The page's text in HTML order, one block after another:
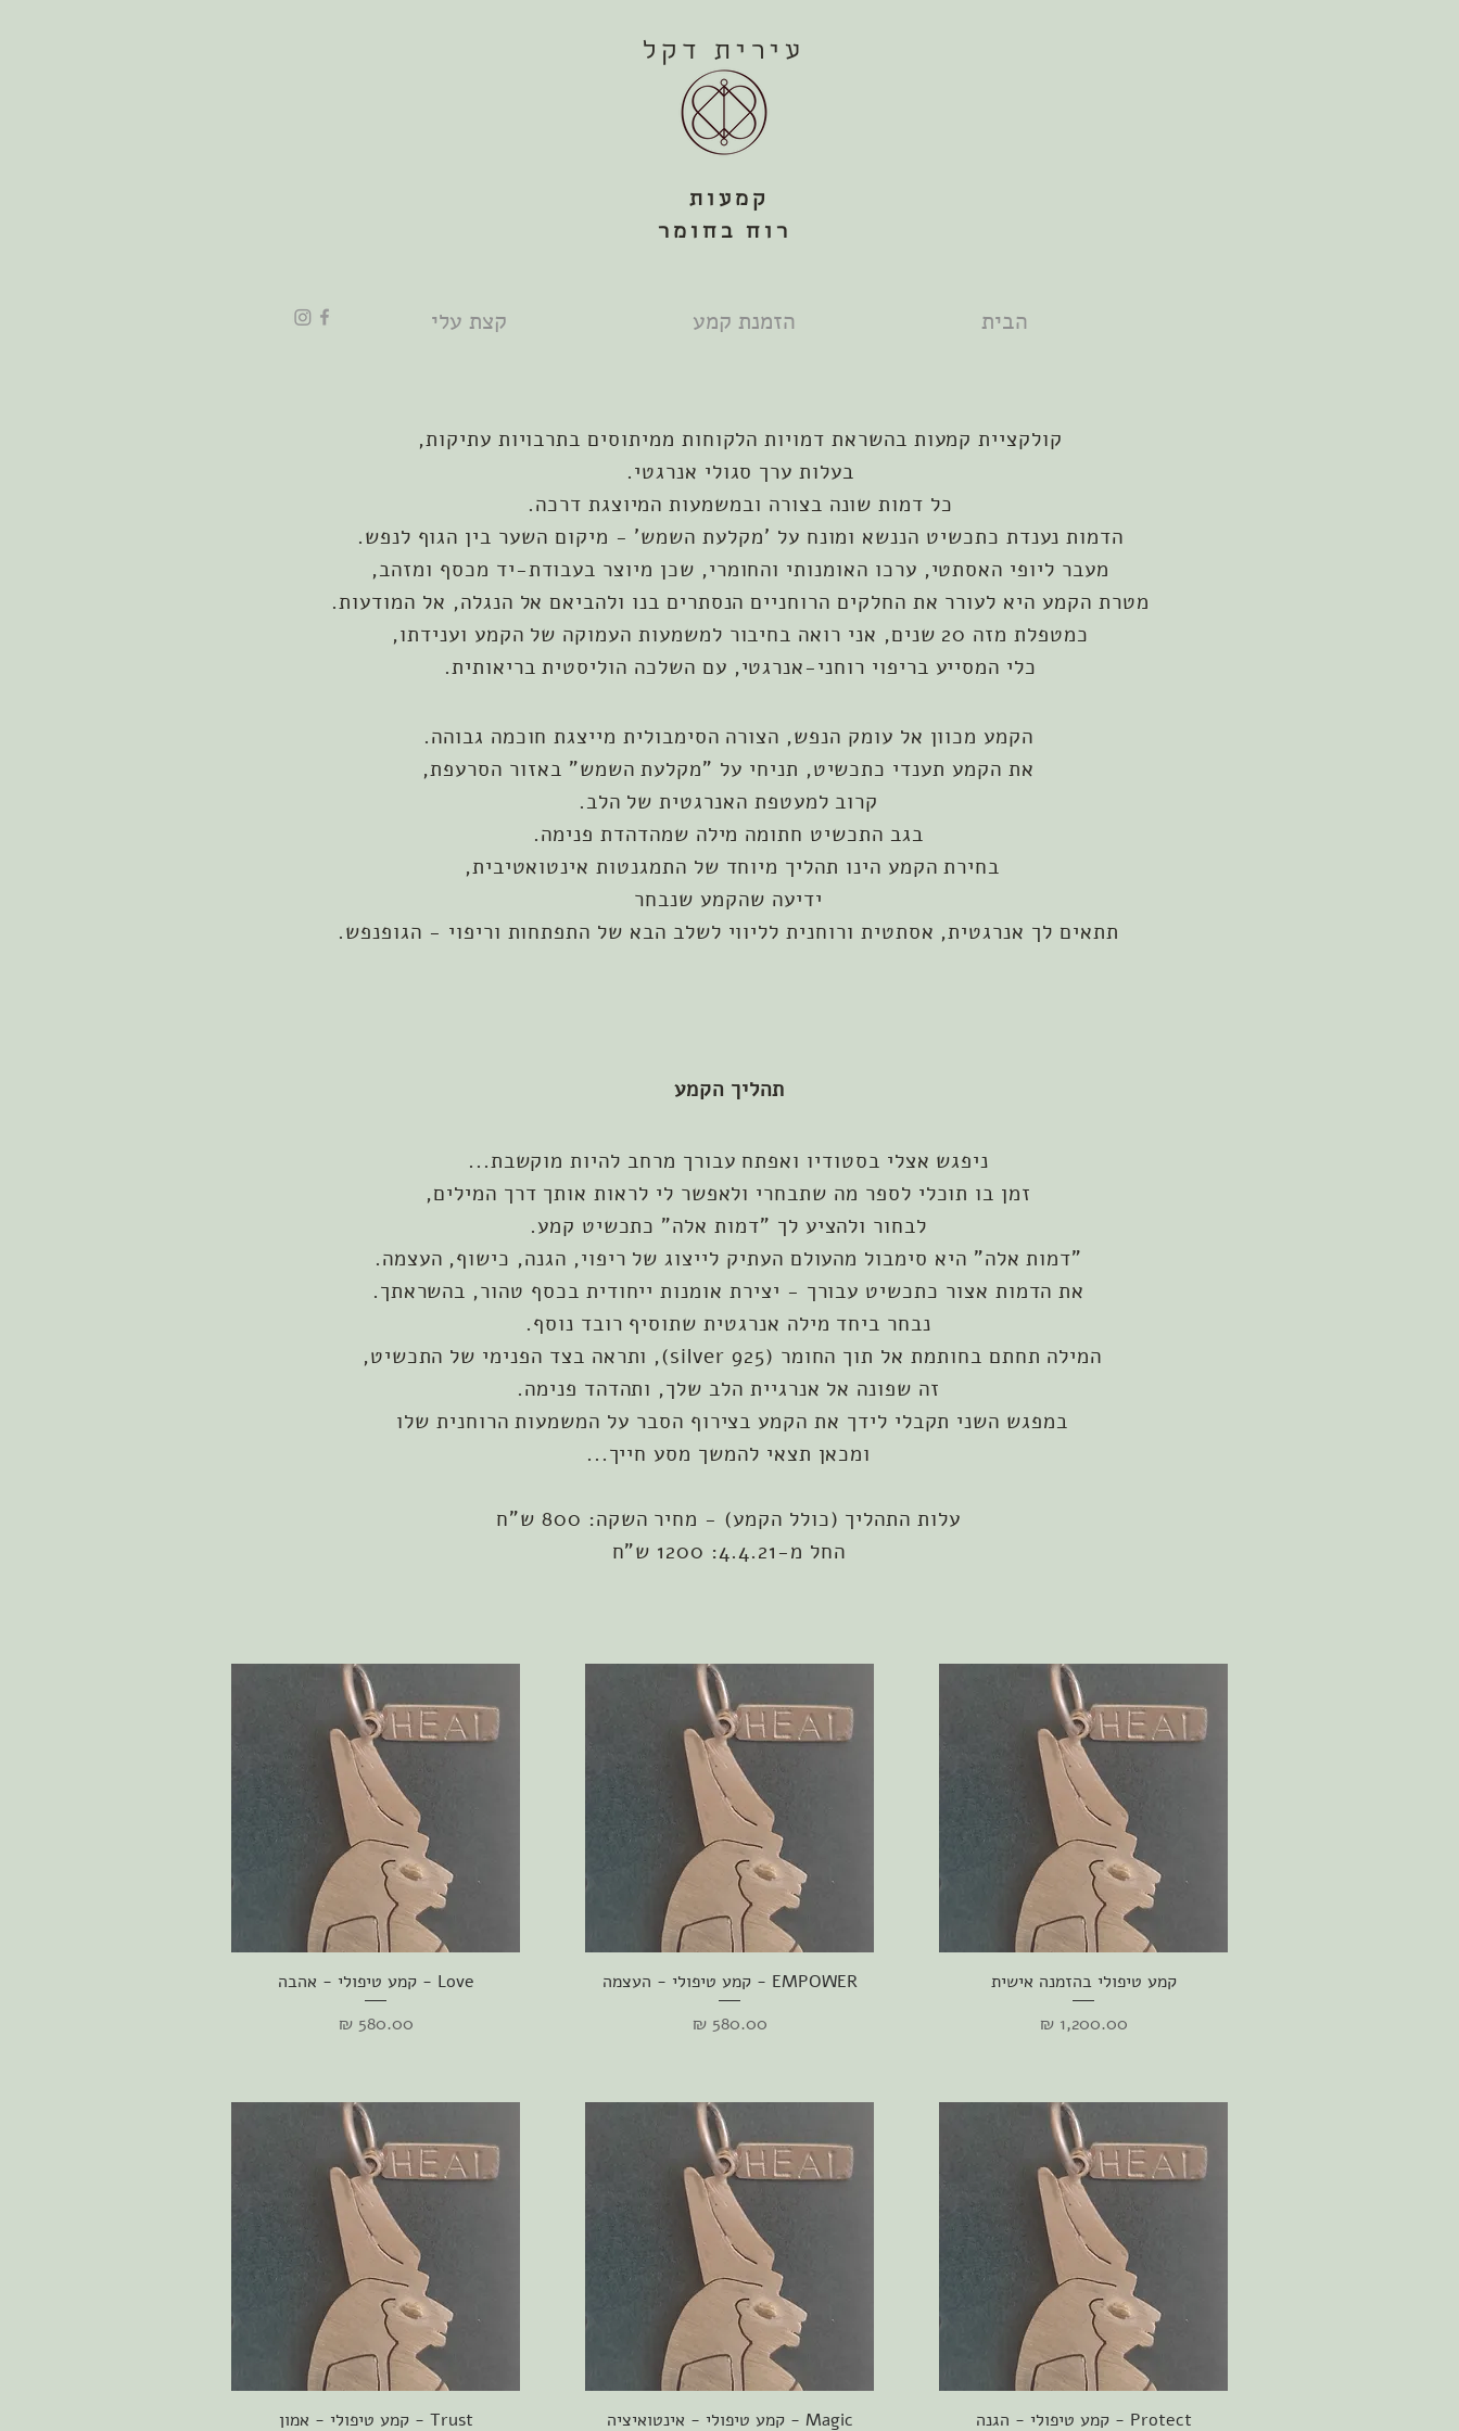
עירית דקל
קמעות
רוח בחומר
הבית הזמנת קמע קצת עלי
קולקציית קמעות בהשראת דמויות הלקוחות ממיתוסים בתרבויות עתיקות,
בעלות ערך סגולי אנרגטי.
כל דמות שונה בצורה ובמשמעות המיוצגת דרכה.
הדמות נענדת כתכשיט הננשא ומונח על 'מקלעת השמש' - מיקום השער בין הגוף לנפש.
מעבר ליופי האסתטי, ערכו האומנותי והחומרי, שכן מיוצר בעבודת-יד מכסף ומזהב,
מטרת הקמע היא לעורר את החלקים הרוחניים הנסתרים בנו ולהביאם אל הנגלה, אל המודעות.
כמטפלת מזה 20 שנים, אני רואה בחיבור למשמעות העמוקה של הקמע וענידתו,
כלי המסייע בריפוי רוחני-אנרגטי, עם השלכה הוליסטית בריאותית.
הקמע מכוון אל עומק הנפש, הצורה הסימבולית מייצגת חוכמה גבוהה.
את הקמע תענדי כתכשיט, תניחי על "מקלעת השמש" באזור הסרעפת,
קרוב למעטפת האנרגטית של הלב.
בגב התכשיט חתומה מילה שמהדהדת פנימה.
בחירת הקמע הינו תהליך מיוחד של התמגנטות אינטואטיבית,
ידיעה שהקמע שנבחר
תתאים לך אנרגטית, אסתטית ורוחנית לליווי לשלב הבא של התפתחות וריפוי - הגופנפש.
תהליך הקמע
ניפגש אצלי בסטודיו ואפתח עבורך מרחב להיות מוקשבת...
זמן בו תוכלי לספר מה שתבחרי ולאפשר לי לראות אותך דרך המילים,
לבחור ולהציע לך "דמות אלה" כתכשיט קמע.
"דמות אלה" היא סימבול מהעולם העתיק לייצוג של ריפוי, הגנה, כישוף, העצמה.
את הדמות אצור כתכשיט עבורך - יצירת אומנות ייחודית בכסף טהור, בהשראתך.
נבחר ביחד מילה אנרגטית שתוסיף רובד נוסף.
המילה תחתם בחותמת אל תוך החומר (silver 925), ותראה בצד הפנימי של התכשיט,
זה שפונה אל אנרגיית הלב שלך, ותהדהד פנימה.
במפגש השני תקבלי לידך את הקמע בצירוף הסבר על המשמעות הרוחנית שלו
ומכאן תצאי להמשך מסע חייך...
עלות התהליך (כולל הקמע) - מחיר השקה: 800 ש"ח
החל מ-4.4.21: 1200 ש"ח
תצוגה מהירה
קמע טיפולי בהזמנה אישית
מחיר
תצוגה מהירה EMPOWER - קמע טיפולי - העצמה
מחיר
תצוגה מהירה
Love - קמע טיפולי - אהבה
מחיר
תצוגה מהירה Protect - קמע טיפולי - הגנה תצוגה מהירה Magic - קמע טיפולי - אינטואיציה תצוגה מהירה Trust - קמע טיפולי - אמון